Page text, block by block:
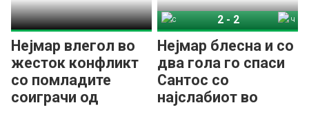
Нејмар влегол во
жесток конфликт
со помладите
соиграчи од
Нејмар блесна и со
два гола го спаси
Сантос со
најслабиот во
2-2